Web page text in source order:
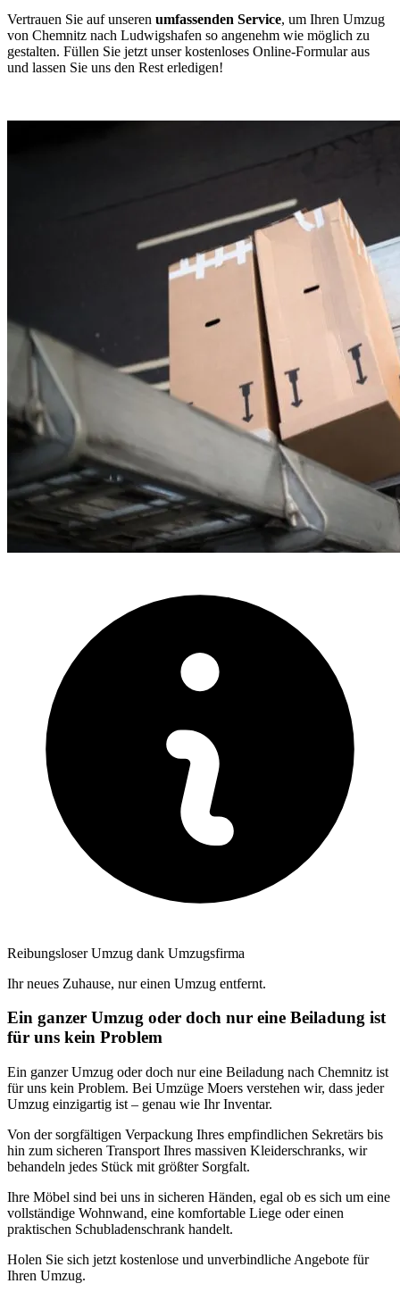
Vertrauen Sie auf unseren umfassenden Service, um Ihren Umzug
von Chemnitz nach Ludwigshafen so angenehm wie möglich zu
gestalten. Füllen Sie jetzt unser kostenloses Online-Formular aus
und lassen Sie uns den Rest erledigen!
Reibungsloser Umzug dank Umzugsfirma
Ihr neues Zuhause, nur einen Umzug entfernt.
Ein ganzer Umzug oder doch nur eine Beiladung ist
für uns kein Problem
Ein ganzer Umzug oder doch nur eine Beiladung nach Chemnitz ist
für uns kein Problem. Bei Umzüge Moers verstehen wir, dass jeder
Umzug einzigartig ist – genau wie Ihr Inventar.
Von der sorgfältigen Verpackung Ihres empfindlichen Sekretärs bis
hin zum sicheren Transport Ihres massiven Kleiderschranks, wir
behandeln jedes Stück mit größter Sorgfalt.
Ihre Möbel sind bei uns in sicheren Händen, egal ob es sich um eine
vollständige Wohnwand, eine komfortable Liege oder einen
praktischen Schubladenschrank handelt.
Holen Sie sich jetzt kostenlose und unverbindliche Angebote für
Ihren Umzug.